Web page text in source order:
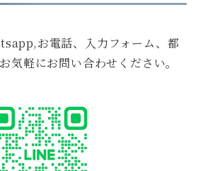
お電話、入力フォーム、都
気軽にお問い合わせください。